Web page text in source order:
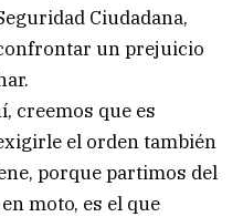
Ciudadana,
un prejuicio
creemos que es
el orden también
porque partimos del
moto, es el que